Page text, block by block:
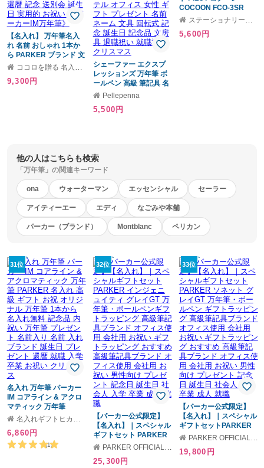
日 誕生日 社会人 入学 卒
業 成人 就職
日 社会人 入学 卒業 成人
就職
【名入れ】 万年筆名入
れ 名前 おしゃれ 1本か
ら PARKER ブランド 文
房具 高級 男性 女性 就職
退職 転勤 還暦 記念 送別
ココロを贈る 名入れギフトOkulu
9,300円
シェーファー エクスプ
レッションズ 万年筆 ボ
ールペン 高級 筆記具 名
入れ SHEAFFER ブラン
ステル オフィス 女性 ギ
ス
Pellepenna
5,500円
COCOON FCO-3SR
(naky)(YK)
ステーショナリーグッズ ギフトモール店
5,600円
他の人はこちらも検索
「万年筆」の関連キーワード
ona ウォーターマン エッセンシャル セーラー
アイティーエー エディ なごみや本舗
パーカー（ブランド） Montblanc ペリカン
31位
名入れ 万年筆 パーカー
IM コアライン & アクロ
マティック 万年筆
PARKER 名入れ 高級 ギ
年筆 1本から 名入れ無料
記念品 内祝い 万年筆 プ
名入れギフトヒカリ屋
6,860円
(1)
32位
【パーカー公式限定】
【名入れ】｜スペシャル
ギフトセット PARKER
インジェニュイティ グ
ペンギフトラッピング
PARKER OFFICIAL SHOP
25,300円
33位
【パーカー公式限定】
【名入れ】｜スペシャル
ギフトセットPARKER
ソネット グレイGT 万年
ラッピング 高級筆記具
PARKER OFFICIAL SHOP
19,800円